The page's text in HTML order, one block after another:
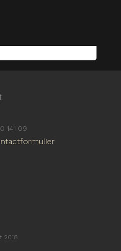
141 09
2018